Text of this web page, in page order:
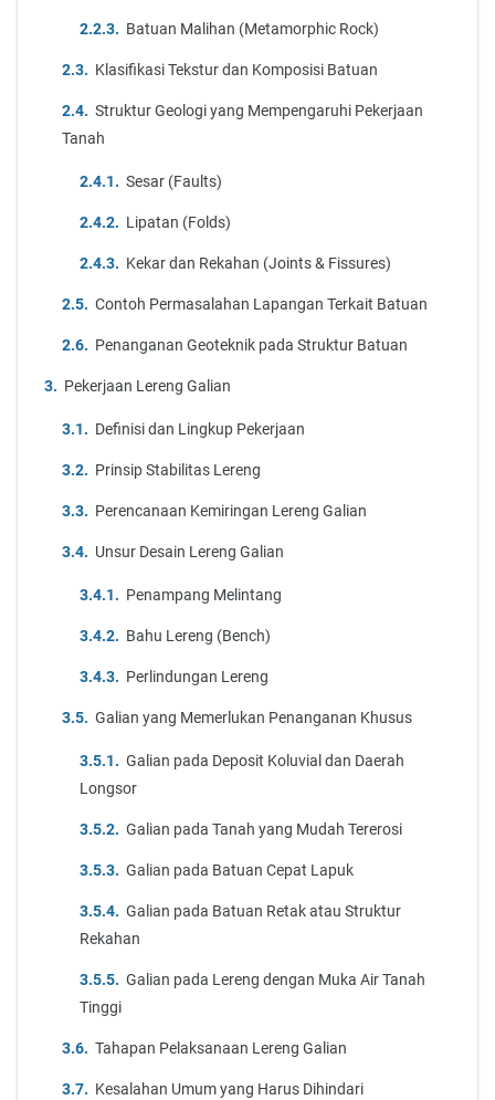
Batuan Malihan (Metamorphic Rock)
Klasifikasi Tekstur dan Komposisi Batuan
Struktur Geologi yang Mempengaruhi Pekerjaan
Tanah
Sesar (Faults)
Lipatan (Folds)
Kekar dan Rekahan (Joints & Fissures)
Contoh Permasalahan Lapangan Terkait Batuan
Penanganan Geoteknik pada Struktur Batuan
Pekerjaan Lereng Galian
Definisi dan Lingkup Pekerjaan
Prinsip Stabilitas Lereng
Perencanaan Kemiringan Lereng Galian
Unsur Desain Lereng Galian
Penampang Melintang
Bahu Lereng (Bench)
Perlindungan Lereng
Galian yang Memerlukan Penanganan Khusus
Galian pada Deposit Koluvial dan Daerah
Longsor
Galian pada Tanah yang Mudah Tererosi
Galian pada Batuan Cepat Lapuk
Galian pada Batuan Retak atau Struktur
Rekahan
Galian pada Lereng dengan Muka Air Tanah
Tinggi
Tahapan Pelaksanaan Lereng Galian
Kesalahan Umum yang Harus Dihindari